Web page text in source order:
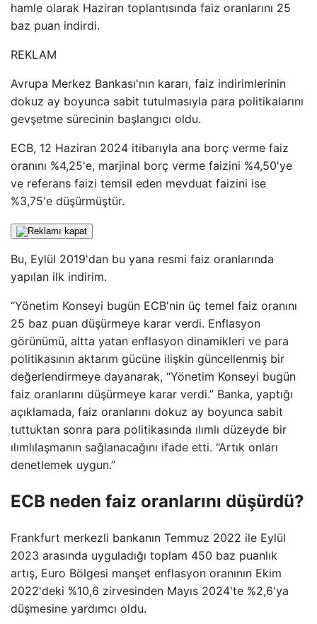
hamle olarak Haziran toplantısında faiz oranlarını 25
baz puan indirdi.
REKLAM
Avrupa Merkez Bankası'nın kararı, faiz indirimlerinin
dokuz ay boyunca sabit tutulmasıyla para politikalarını
gevşetme sürecinin başlangıcı oldu.
ECB, 12 Haziran 2024 itibarıyla ana borç verme faiz
oranını %4,25'e, marjinal borç verme faizini %4,50'ye
ve referans faizi temsil eden mevduat faizini ise
%3,75'e düşürmüştür.
Bu, Eylül 2019'dan bu yana resmi faiz oranlarında
yapılan ilk indirim.
“Yönetim Konseyi bugün ECB'nin üç temel faiz oranını
25 baz puan düşürmeye karar verdi. Enflasyon
görünümü, altta yatan enflasyon dinamikleri ve para
politikasının aktarım gücüne ilişkin güncellenmiş bir
değerlendirmeye dayanarak, “Yönetim Konseyi bugün
faiz oranlarını düşürmeye karar verdi.” Banka, yaptığı
açıklamada, faiz oranlarını dokuz ay boyunca sabit
tuttuktan sonra para politikasında ılımlı düzeyde bir
ılımlılaşmanın sağlanacağını ifade etti. “Artık onları
denetlemek uygun.”
ECB neden faiz oranlarını düşürdü?
Frankfurt merkezli bankanın Temmuz 2022 ile Eylül
2023 arasında uyguladığı toplam 450 baz puanlık
artış, Euro Bölgesi manşet enflasyon oranının Ekim
2022'deki %10,6 zirvesinden Mayıs 2024'te %2,6'ya
düşmesine yardımcı oldu.